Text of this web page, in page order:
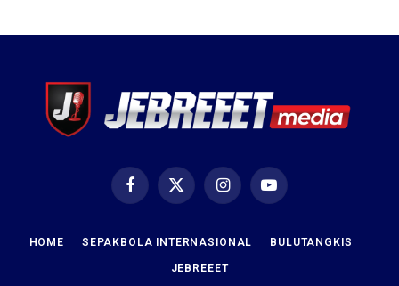
FacebookX
(Twitter)
InstagramYouTube
HOME SEPAKBOLA INTERNASIONAL BULUTANGKIS
JEBREEET